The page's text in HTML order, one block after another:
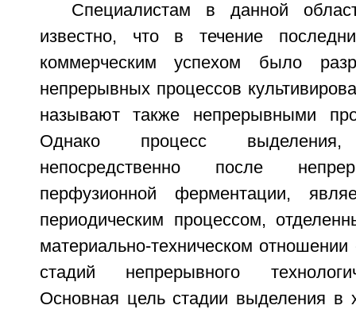
Специалистам в данной
известно, что в течение
коммерческим успехом было
непрерывных процессов
называют также непрерывными
Однако процесс выделения,
непосредственно после
перфузионной ферментации,
периодическим процессом,
материально-техническом
стадий непрерывного
Основная цель стадии выделения в